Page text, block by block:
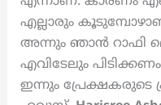
എല്ലാരും
അന്നും ഞാൻ റാഫി
എവിടേലും
ഇന്നും പ്രേക്ഷകരുടെ